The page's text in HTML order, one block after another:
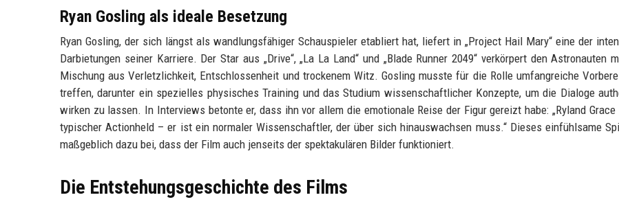
Ryan Gosling als ideale Besetzung
Ryan Gosling, der sich längst als wandlungsfähiger Schauspieler etabliert hat, liefert in „Project Hail Mary“ eine der
Darbietungen seiner Karriere. Der Star aus „Drive“, „La La Land“ und „Blade Runner 2049“ verkörpert den Astronauten
Mischung aus Verletzlichkeit, Entschlossenheit und trockenem Witz. Gosling musste für die Rolle umfangreiche
treffen, darunter ein spezielles physisches Training und das Studium wissenschaftlicher Konzepte, um die Dialoge
wirken zu lassen. In Interviews betonte er, dass ihn vor allem die emotionale Reise der Figur gereizt habe: „Ryland
typischer Actionheld – er ist ein normaler Wissenschaftler, der über sich hinauswachsen muss.“ Dieses einfühlsame
maßgeblich dazu bei, dass der Film auch jenseits der spektakulären Bilder funktioniert.
Die Entstehungsgeschichte des Films